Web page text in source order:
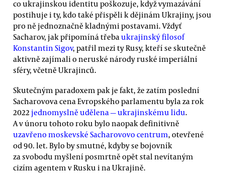
co ukrajinskou identitu poškozuje, když vymazávání
postihuje i ty, kdo také přispěli k dějinám Ukrajiny, jsou
pro ně jednoznačně kladnými postavami. Vždyť
Sacharov, jak připomíná třebaukrajinský filosof
Konstantin Sigov, patřil mezi ty Rusy, kteří se skutečně
aktivně zajímali o neruské národy ruské imperiální
sféry, včetně Ukrajinců.
Skutečným paradoxem pak je fakt, že zatím poslední
Sacharovova cena Evropského parlamentu byla za rok
2022 jednomyslně udělena — ukrajinskému lidu.
A v únoru tohoto roku bylo naopak definitivně
uzavřeno moskevské Sacharovovo centrum, otevřené
od 90. let. Bylo by smutné, kdyby se bojovník
za svobodu myšlení posmrtně opět stal nevítaným
cizím agentem v Rusku i na Ukrajině.